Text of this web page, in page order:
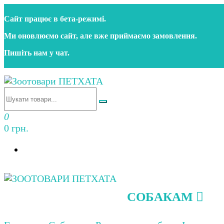
до
контенту
Сайт працює в бета‑режимі.
Ми оновлюємо сайт, але вже приймаємо замовлення.
Пишіть нам у чат.
Зоотовари ПЕТХАТА
Зоомагазин для собак та котів | Корм, іграшки,
0
0 грн.
Зоомагазин для собак та котів | Корм, іграшки,
СОБАКАМ